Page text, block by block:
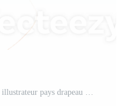
papouasie Nouveau Guinée drapeau illustrateur pays drapeau PNG Pro